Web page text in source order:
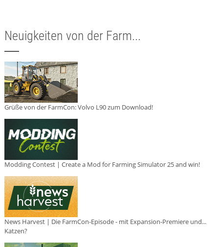
Neuigkeiten von der Farm...
Grüße von der FarmCon: Volvo L90 zum Download!
Modding Contest | Create a Mod for Farming Simulator 25 and win!
News Harvest | Die FarmCon-Episode - mit Expansion-Premiere und...
Katzen?